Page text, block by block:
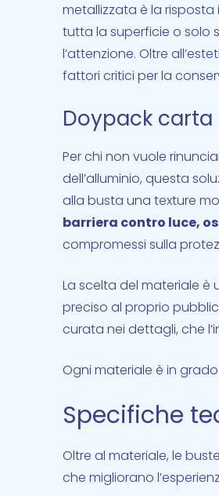
metallizzata è la
tutta la superficie o solo
l’attenzione. Oltre
fattori critici per la
Doypack
Per chi non vuole
dell’alluminio, questa
alla busta una texture
barriera contro luce,
compromessi sulla
La scelta del materiale
preciso al proprio
curata nei dettagli, che
Ogni materiale è in
Specifiche
Oltre al materiale, le
che migliorano